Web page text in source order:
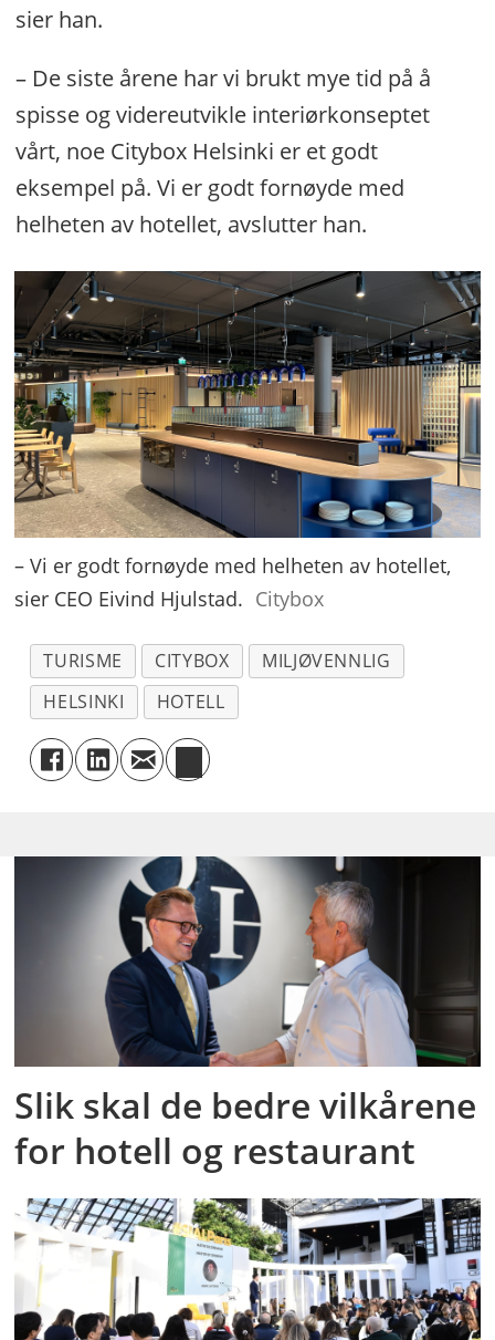
sier han.
– De siste årene har vi brukt mye tid på å
spisse og videreutvikle interiørkonseptet
vårt, noe Citybox Helsinki er et godt
eksempel på. Vi er godt fornøyde med
helheten av hotellet, avslutter han.
– Vi er godt fornøyde med helheten av hotellet,
sier CEO Eivind Hjulstad. Citybox
TURISME CITYBOX
MILJØVENNLIG
HELSINKI
HOTELL
Slik skal de bedre vilkårene
for hotell og restaurant